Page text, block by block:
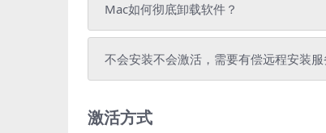
Mac如何彻底卸载软件？
不会安装不会激活，需要有偿远程安装服
激活方式